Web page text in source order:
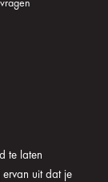
te laten
uit dat je